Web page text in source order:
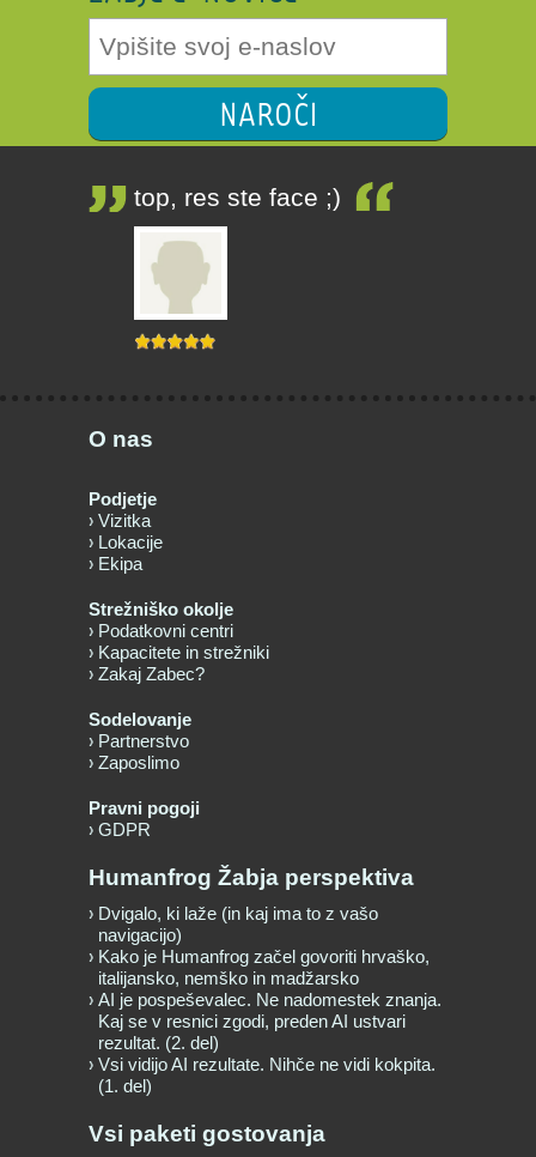
NAROČI
top, res ste face ;)
O nas
Podjetje
Vizitka
Lokacije
Ekipa
Strežniško okolje
Podatkovni centri
Kapacitete in strežniki
Zakaj Zabec?
Sodelovanje
Partnerstvo
Zaposlimo
Pravni pogoji
GDPR
Humanfrog Žabja perspektiva
Dvigalo, ki laže (in kaj ima to z vašo
navigacijo)
Kako je Humanfrog začel govoriti hrvaško,
italijansko, nemško in madžarsko
AI je pospeševalec. Ne nadomestek znanja.
Kaj se v resnici zgodi, preden AI ustvari
rezultat. (2. del)
Vsi vidijo AI rezultate. Nihče ne vidi kokpita.
(1. del)
Vsi paketi gostovanja